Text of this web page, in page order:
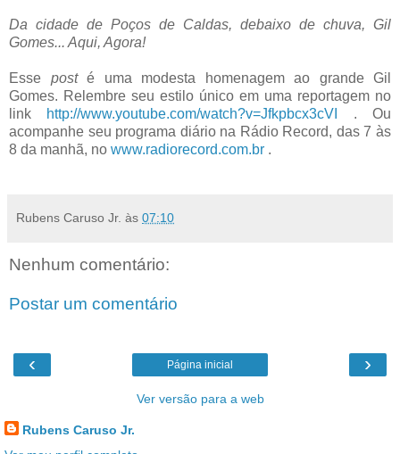
Da cidade de Poços de Caldas, debaixo de chuva, Gil
Gomes... Aqui, Agora!
Esse posté uma modesta homenagem ao grande Gil
Gomes. Relembre seu estilo único em uma reportagem no
link http://www.youtube.com/watch?v=Jfkpbcx3cVI
. Ou
acompanhe seu programa diário na Rádio Record, das 7 às
8 da manhã, no www.radiorecord.com.br .
Rubens Caruso Jr. às 07:10
Nenhum comentário:
Postar um comentário
‹ ›
Página inicial
Ver versão para a web
Rubens Caruso Jr.